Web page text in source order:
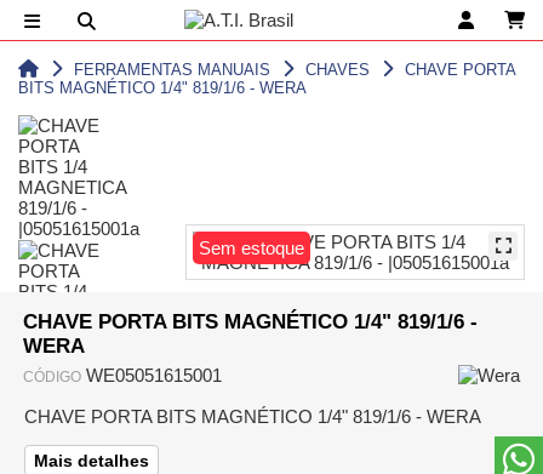
FERRAMENTAS MANUAIS CHAVES
CHAVE PORTA
BITS MAGNÉTICO 1/4" 819/1/6 - WERA
Sem estoque
CHAVE PORTA BITS MAGNÉTICO 1/4" 819/1/6 -
WERA
CÓDIGO WE05051615001
CHAVE PORTA BITS MAGNÉTICO 1/4" 819/1/6 - WERA
Mais detalhes